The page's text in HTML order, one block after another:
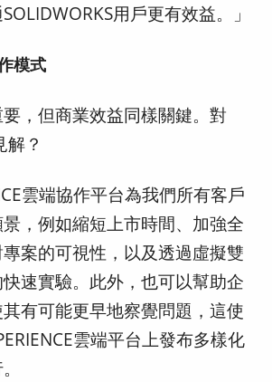
用戶更有效益。」
模式
，但商業效益同樣關鍵。對
？
雲端協作平台為我們所有客戶
，例如縮短上市時間、加強全
案的可視性，以及透過虛擬雙
速實驗。此外，也可以幫助企
有可能更早地察覺問題，這使
雲端平台上發布多樣化